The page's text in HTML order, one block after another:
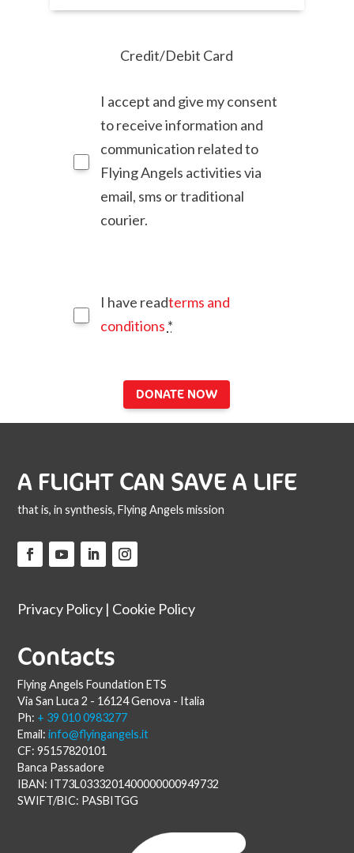
Credit/Debit Card
I accept and give my consent
to receive information and
communication related to
Flying Angels activities via
email, sms or traditional
courier.
I have readterms and
conditions *
DONATE NOW
A FLIGHT CAN SAVE A LIFE
that is, in synthesis, Flying Angels mission
Privacy Policy | Cookie Policy
Contacts
Flying Angels Foundation ETS
Via San Luca 2 - 16124 Genova - Italia
Ph: + 39 010 0983277
Email:info@flyingangels.it
CF: 95157820101
Banca Passadore
IBAN: IT73L0333201400000000949732
SWIFT/BIC: PASBITGG